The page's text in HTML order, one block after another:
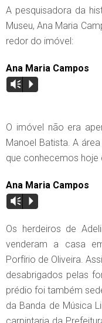
A pesquisadora da
Museu, Ana Maria
redor do imóvel:
Ana Maria Campos
Vm P
O imóvel não era
Manoel Batista. A
que conhecemos
Ana Maria Campos
Vm P
Os herdeiros de
venderam a casa
Porfírio de Oliveira.
desabrigados pelas
prédio foi também
da Banda de Música
carpintaria da